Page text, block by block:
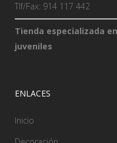
Tlf/Fax: 914 117 442
Tienda especializada
juveniles
ENLACES
Inicio